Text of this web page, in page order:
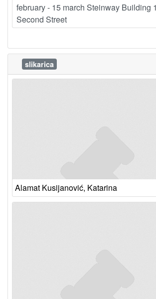
february - 15 march Steinway Building
Second Street
slikarica
Alamat Kusijanović, Katarina